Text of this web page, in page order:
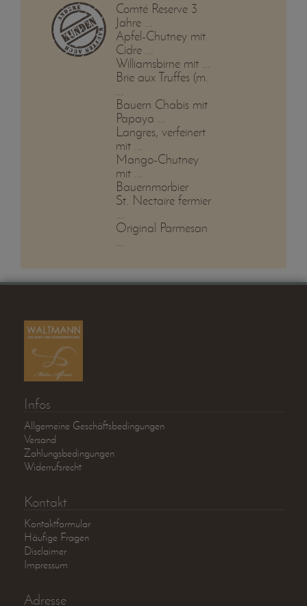
Comté Reserve 3
Jahre ...
Apfel-Chutney mit
Cidre ...
Williamsbirne mit ...
Brie aux Truffes (m.
...
Bauern Chabis mit
Papaya ...
Langres, verfeinert
mit ...
Mango-Chutney
mit ...
Bauernmorbier
St. Nectaire fermier
...
Original Parmesan
...
Infos
Allgemeine Geschäftsbedingungen
Versand
Zahlungsbedingungen
Widerrufsrecht
Kontakt
Kontaktformular
Häufige Fragen
Disclaimer
Impressum
Adresse